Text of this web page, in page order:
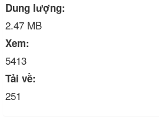
Dung lượng:
2.47 MB
Xem:
5413
Tải về:
251